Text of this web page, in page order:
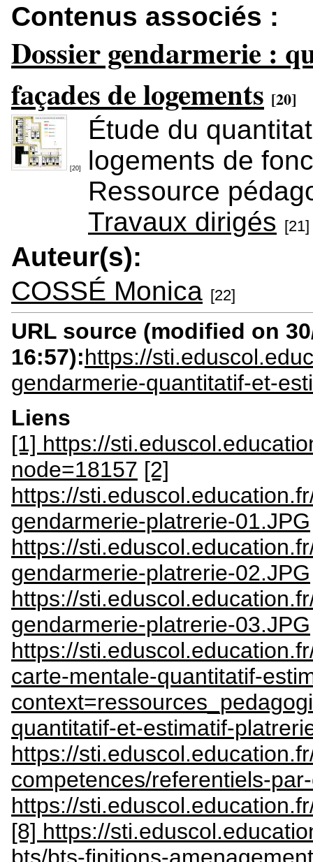
Contenus associés :
Dossier gendarmerie :
façades de logements [20]
[20]
Étude du
logements de
Ressource
Travaux dirigés [21]
Auteur(s):
COSSÉ Monica [22]
URL source (modified on
16:57):https://
gendarmerie-quantitatif-et-
Liens
[1] https://
node=18157 [2]
https://
gendarmerie-platrerie-01.JPG
https://
gendarmerie-platrerie-02.JPG
https://
gendarmerie-platrerie-03.JPG
https://
carte-mentale-quantitatif-
quantitatif-et-estimatif-
https://
competences/referentiels-
https://
[8] https://
bts/bts-finitions-